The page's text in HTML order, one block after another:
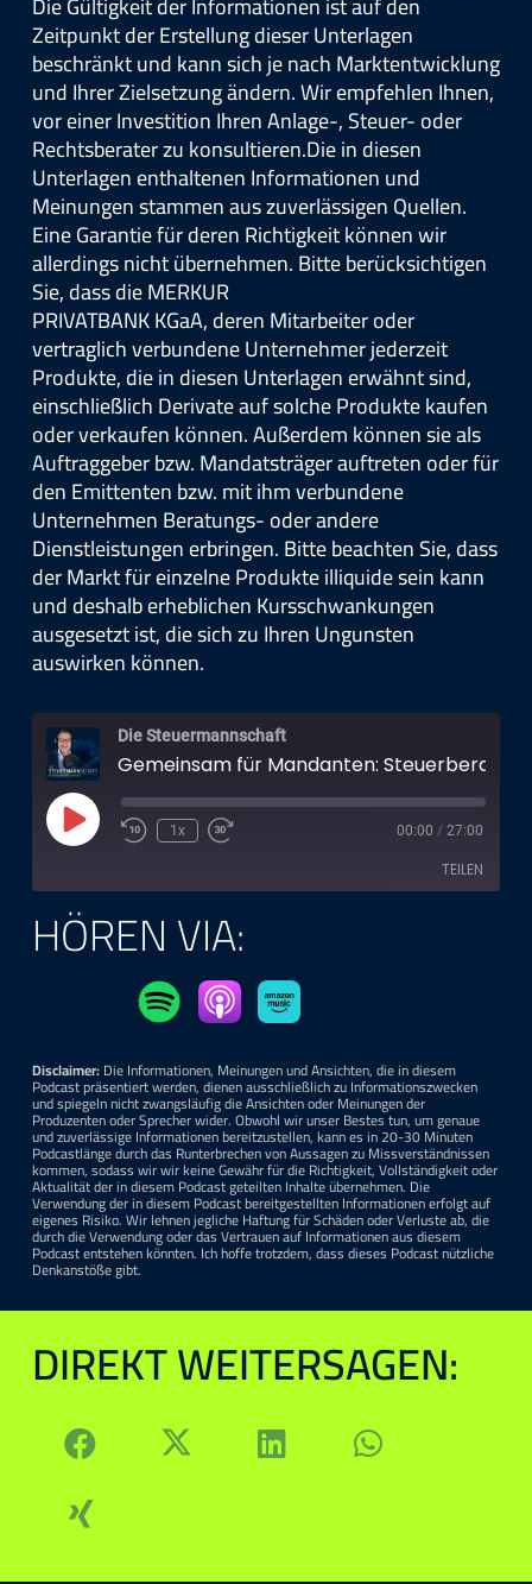
Zeitpunkt der Erstellung dieser Unterlagen
beschränkt und kann sich je nach Marktentwicklung
und Ihrer Zielsetzung ändern. Wir empfehlen Ihnen,
vor einer Investition Ihren Anlage-, Steuer- oder
Rechtsberater zu konsultieren.Die in diesen
Unterlagen enthaltenen Informationen und
Meinungen stammen aus zuverlässigen Quellen.
Eine Garantie für deren Richtigkeit können wir
allerdings nicht übernehmen. Bitte berücksichtigen
Sie, dass die MERKUR
PRIVATBANK KGaA, deren Mitarbeiter oder
vertraglich verbundene Unternehmer jederzeit
Produkte, die in diesen Unterlagen erwähnt sind,
einschließlich Derivate auf solche Produkte kaufen
oder verkaufen können. Außerdem können sie als
Auftraggeber bzw. Mandatsträger auftreten oder für
den Emittenten bzw. mit ihm verbundene
Unternehmen Beratungs- oder andere
Dienstleistungen erbringen. Bitte beachten Sie, dass
der Markt für einzelne Produkte illiquide sein kann
und deshalb erheblichen Kursschwankungen
ausgesetzt ist, die sich zu Ihren Ungunsten
auswirken können.
Die Steuermann­schaft
Play
Episode
1x 00:00 / 27:00
TEILEN
TEILEN
HÖREN VIA:
Disclaimer:Die Informationen, Meinungen und Ansichten, die in diesem
Podcast präsentiert werden, dienen ausschließlich zu Informationszwecken
und spiegeln nicht zwangsläufig die Ansichten oder Meinungen der
Produzenten oder Sprecher wider. Obwohl wir unser Bestes tun, um genaue
und zuverlässige Informationen bereitzustellen, kann es in 20-30 Minuten
Podcastlänge durch das Runterbrechen von Aussagen zu Missverständnissen
kommen, sodass wir wir keine Gewähr für die Richtigkeit, Vollständigkeit oder
Aktualität der in diesem Podcast geteilten Inhalte übernehmen. Die
Verwendung der in diesem Podcast bereitgestellten Informationen erfolgt auf
eigenes Risiko. Wir lehnen jegliche Haftung für Schäden oder Verluste ab, die
durch die Verwendung oder das Vertrauen auf Informationen aus diesem
Podcast entstehen könnten. Ich hoffe trotzdem, dass dieses Podcast nützliche
Denkanstöße gibt.
DIREKT WEITERSAGEN: